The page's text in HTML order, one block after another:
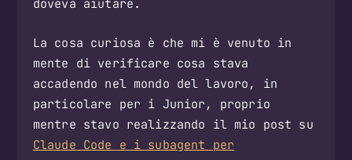
doveva aiutare.
La cosa curiosa è che mi è venuto in
mente di verificare cosa stava
accadendo nel mondo del lavoro, in
particolare per i Junior, proprio
mentre stavo realizzando il mio post su
Claude Code e i subagent per